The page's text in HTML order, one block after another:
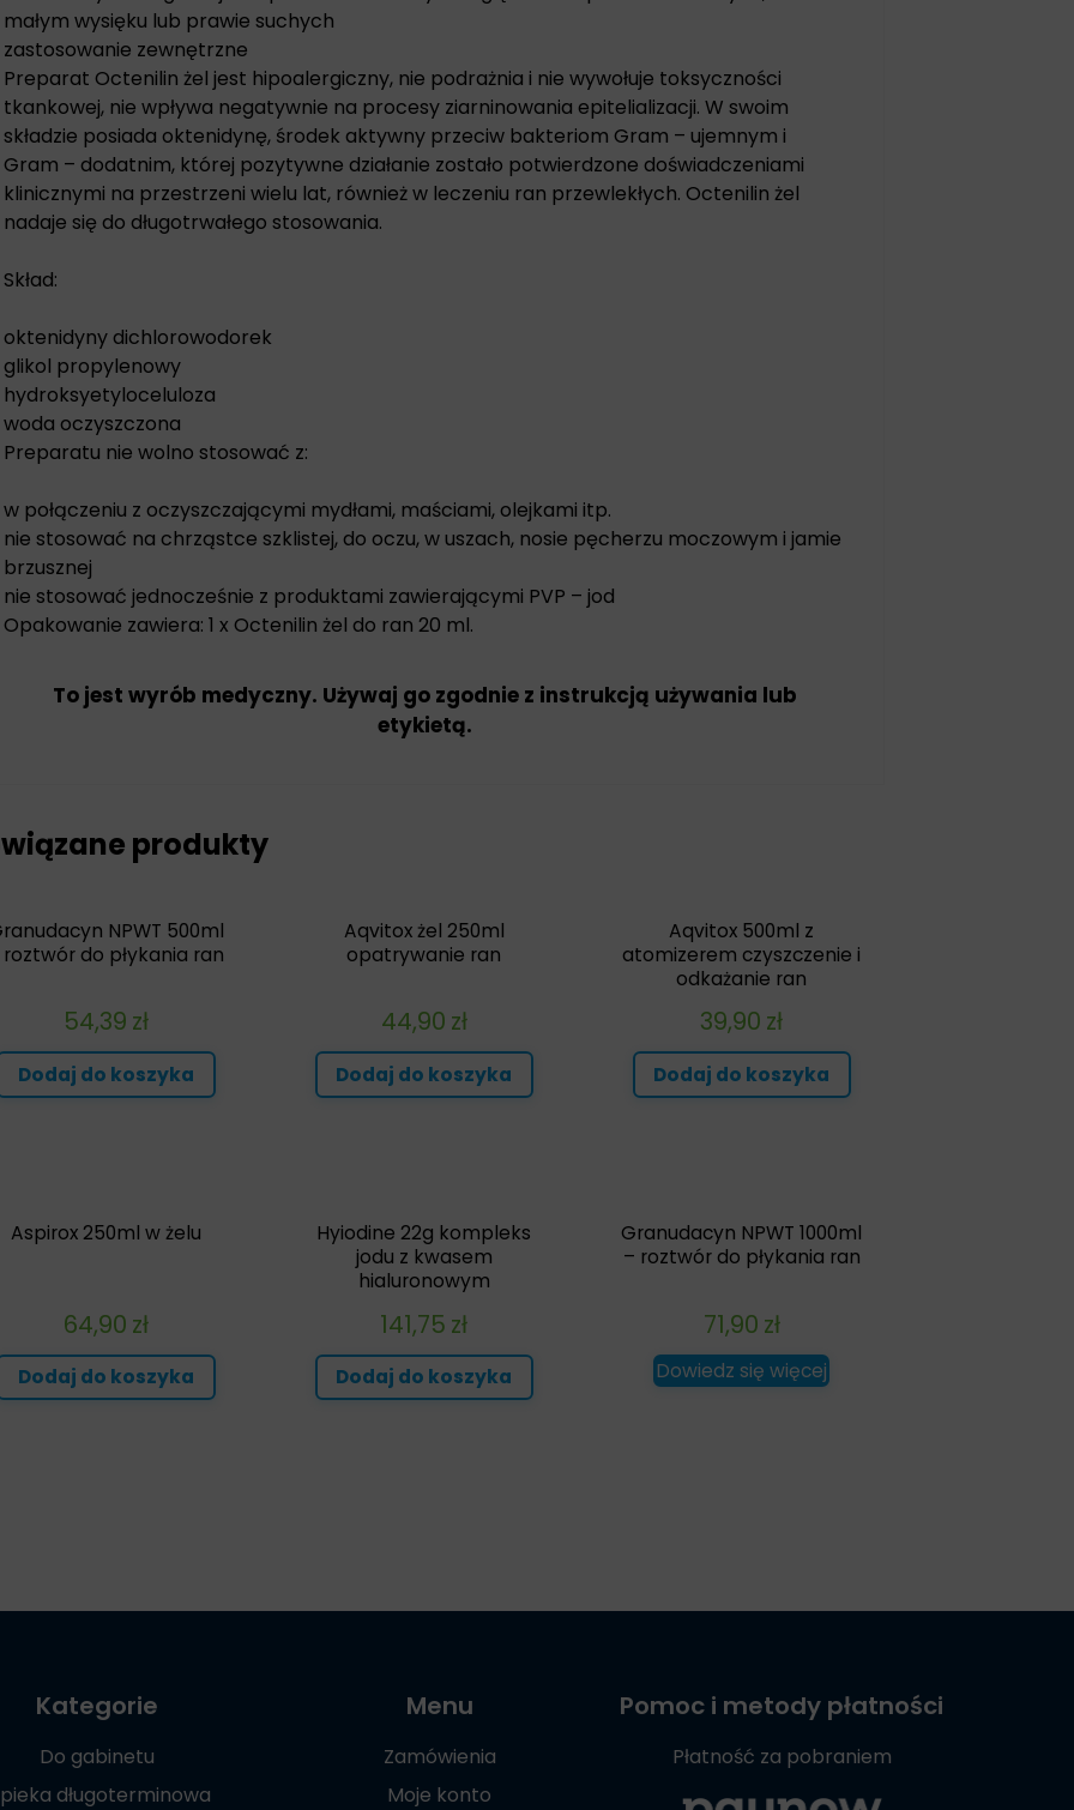
małym wysięku lub prawie suchych
zastosowanie zewnętrzne
Preparat Octenilin żel jest hipoalergiczny, nie podrażnia i nie wywołuje toksyczności
tkankowej, nie wpływa negatywnie na procesy ziarninowania epitelializacji. W swoim
składzie posiada oktenidynę, środek aktywny przeciw bakteriom Gram – ujemnym i
Gram – dodatnim, której pozytywne działanie zostało potwierdzone doświadczeniami
klinicznymi na przestrzeni wielu lat, również w leczeniu ran przewlekłych. Octenilin żel
nadaje się do długotrwałego stosowania.
Skład:
oktenidyny dichlorowodorek
glikol propylenowy
hydroksyetyloceluloza
woda oczyszczona
Preparatu nie wolno stosować z:
w połączeniu z oczyszczającymi mydłami, maściami, olejkami itp.
nie stosować na chrząstce szklistej, do oczu, w uszach, nosie pęcherzu moczowym i jamie
brzusznej
nie stosować jednocześnie z produktami zawierającymi PVP – jod
Opakowanie zawiera: 1 x Octenilin żel do ran 20 ml.
To jest wyrób medyczny. Używaj go zgodnie z instrukcją używania lub
etykietą.
produkty
NPWT 500ml
roztwór do płykania ran
54,39 zł
Dodaj do koszyka
Aqvitox żel 250ml
opatrywanie ran
44,90 zł
Dodaj do koszyka
Aqvitox 500ml z
atomizerem czyszczenie i
odkażanie ran
39,90 zł
Dodaj do koszyka
Aspirox 250ml w żelu
64,90 zł
Dodaj do koszyka
Hyiodine 22g kompleks
jodu z kwasem
hialuronowym
141,75 zł
Dodaj do koszyka
Granudacyn NPWT 1000ml
– roztwór do płykania ran
71,90 zł
Dowiedz się więcej
Kategorie
Do gabinetu
długoterminowa
Menu
Zamówienia
Moje konto
Pomoc i metody płatności
Płatność za pobraniem